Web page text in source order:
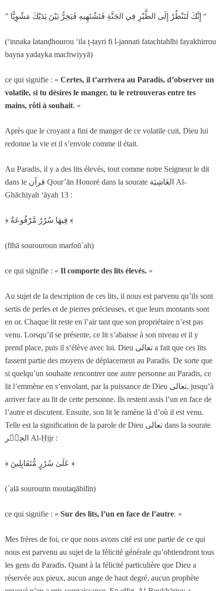
” إِنَّكَ لَتَنْظُرُ إِلَى الطَّيْرِ فِي الجَنَّةِ فَتَشْتَهِيهِ فَيَخِرُّ بَيْنَ يَدَيْكَ مَشْوِيًّا “
(‘innaka latanḍhourou ‘ila ṭ-ṭayri fi l-jannati fatachtahīhi fayakhirrou
bayna yadayka machwiyyā)
ce qui signifie : « Certes, il t’arrivera au Paradis, d’observer un
volatile, si tu désires le manger, tu le retrouveras entre tes
mains, rôti à souhait. »
Après que le croyant a fini de manger de ce volatile cuit, Dieu lui
redonne la vie et il s’envole comme il était.
Au Paradis, il y a des lits élevés, tout comme notre Seigneur le dit
dans le قرآن Qour’ān Honoré dans la sourate الغَاشِيَة Al-
Ghāchiyah ‘āyah 13 :
﴿ فِيهَا سُرُرٌ مَّرْفُوعَةٌ ﴾
(fīhā sourouroun marfoū`ah)
ce qui signifie : « Il comporte des lits élevés. »
Au sujet de la description de ces lits, il nous est parvenu qu’ils sont
sertis de perles et de pierres précieuses, et que leurs montants sont
en or. Chaque lit reste en l’air tant que son propriétaire n’est pas
venu. Lorsqu’il se présente, ce lit s’abaisse à son niveau et il y
prend place, puis il s’élève avec lui. Dieu تعالى a fait que ces lits
fassent partie des moyens de déplacement au Paradis. De sorte que
si quelqu’un souhaite rencontrer une autre personne au Paradis, ce
lit l’emmène en s’envolant, par la puissance de Dieu تعالى, jusqu’à
arriver face au lit de cette personne. Ils restent assis l’un en face de
l’autre et discutent. Ensuite, son lit le ramène là d’où il est venu.
Telle est la signification de la parole de Dieu تعالى dans la sourate
الحِجۡر Al-Ḥijr :
﴿ عَلَىٰ سُرُرٍ مُّتَقَابِلِينَ ﴾
(`alā sourourin moutaqābilīn)
ce qui signifie : « Sur des lits, l’un en face de l’autre. »
Mes frères de foi, ce que nous avons cité est une partie de ce qui
nous est parvenu au sujet de la félicité générale qu’obtiendront tous
les gens du Paradis. Quant à la félicité particulière que Dieu a
réservée aux pieux, aucun ange de haut degré, aucun prophète